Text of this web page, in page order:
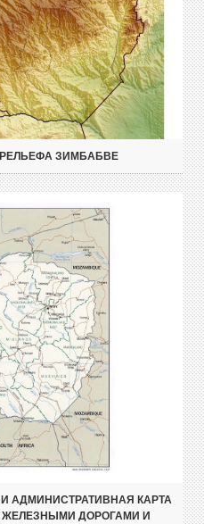
ЗИМБАБВЕ
АДМИНИСТРАТИВНАЯ КАРТА
ДОРОГАМИ И